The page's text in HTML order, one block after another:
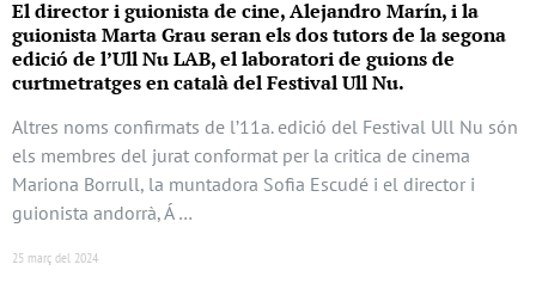
El director i guionista de cine, Alejandro Marín, i la
guionista Marta Grau seran els dos tutors de la segona
edició de l’Ull Nu LAB, el laboratori de guions de
curtmetratges en català del Festival Ull Nu.
Altres noms confirmats de l’11a. edició del Festival Ull Nu són
els membres del jurat conformat per la critica de cinema
Mariona Borrull, la muntadora Sofia Escudé i el director i
guionista andorrà, Á …
25 març del 2024